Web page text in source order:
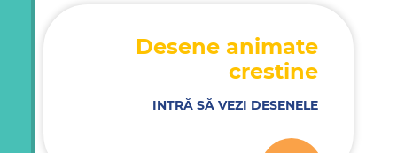
Desene animate
crestine
INTRĂ SĂ VEZI DESENELE